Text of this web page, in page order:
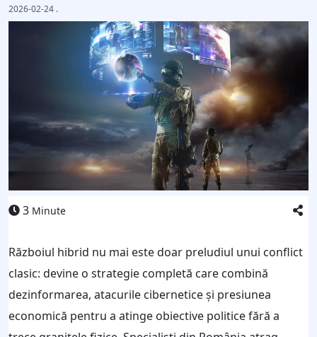
2026-02-24 .
3 Minute
Războiul hibrid nu mai este doar preludiul unui conflict
clasic: devine o strategie completă care combină
dezinformarea, atacurile cibernetice și presiunea
economică pentru a atinge obiective politice fără a